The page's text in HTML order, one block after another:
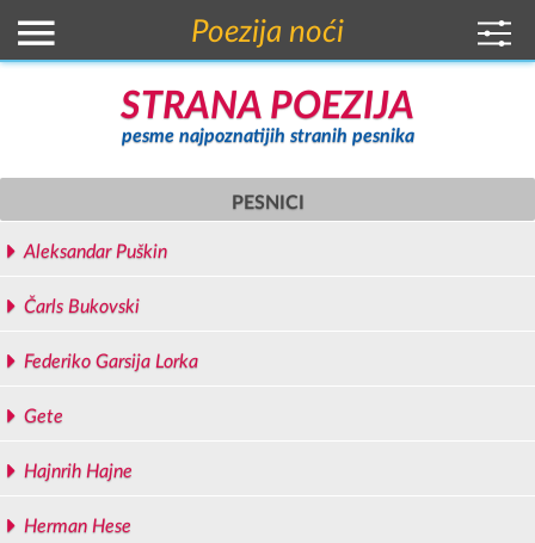
Poezija noći
STRANA POEZIJA
pesme najpoznatijih stranih pesnika
PESNICI
Aleksandar Puškin
Čarls Bukovski
Federiko Garsija Lorka
Gete
Hajnrih Hajne
Herman Hese